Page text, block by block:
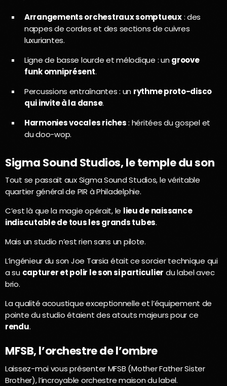
Arrangements orchestraux somptueux: des
nappes de cordes et des sections de cuivres
luxuriantes.
Ligne de basse lourde et mélodique : un groove
funk omniprésent.
Percussions entraînantes : un rythme proto-disco
qui invite à la danse.
Harmonies vocales riches: héritées du gospel et
du doo-wop.
Sigma Sound Studios, le temple du son
Tout se passait aux Sigma Sound Studios, le véritable
quartier général de PIR à Philadelphie.
C’est là que la magie opérait, le lieu de naissance
indiscutable de tous les grands tubes.
Mais un studio n’est rien sans un pilote.
L’ingénieur du son Joe Tarsia était ce sorcier technique qui
a su capturer et polir le son si particulier du label avec
brio.
La qualité acoustique exceptionnelle et l’équipement de
pointe du studio étaient des atouts majeurs pour ce
rendu.
MFSB, l’orchestre de l’ombre
Laissez-moi vous présenter MFSB (Mother Father Sister
Brother), l’incroyable orchestre maison du label.